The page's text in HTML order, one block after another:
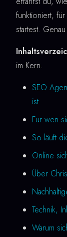
funktioniert,
startest.
im Kern.
SEO
ist
Für wen
So läuft
Online
Über
Technik,
Warum